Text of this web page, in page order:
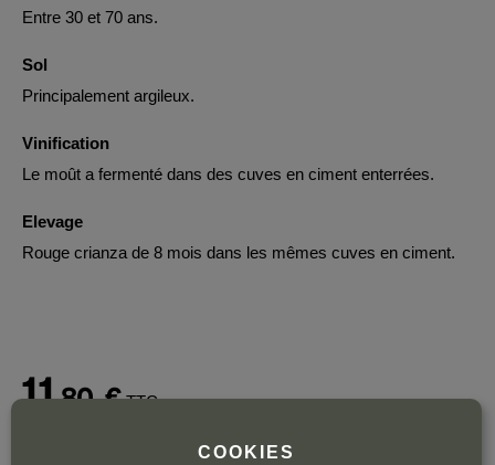
Entre 30 et 70 ans.
Sol
Principalement argileux.
Vinification
Le moût a fermenté dans des cuves en ciment enterrées.
Elevage
Rouge crianza de 8 mois dans les mêmes cuves en ciment.
11,80 € TTC
COOKIES